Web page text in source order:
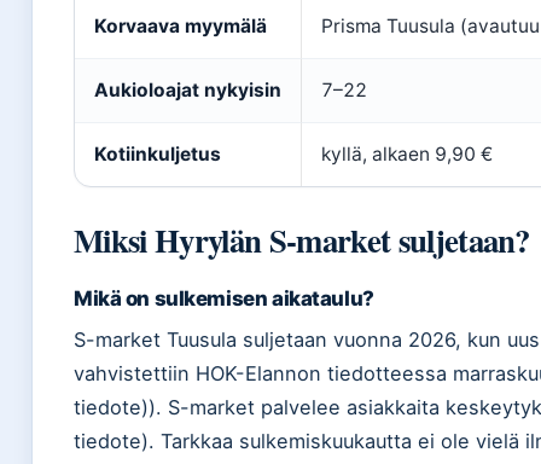
Korvaava myymälä Prisma Tuusula
Aukioloajat nykyisin 7–22
Kotiinkuljetus kyllä, alkaen 9,90 €
Miksi Hyrylän S-market suljetaan?
Mikä on sulkemisen aikataulu?
S-market Tuusula suljetaan vuonna 2026, kun
vahvistettiin HOK-Elannon tiedotteessa
tiedote)). S-market palvelee asiakkaita
tiedote). Tarkkaa sulkemiskuukautta ei ole vielä